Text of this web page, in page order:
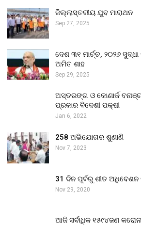
ଜିଲ୍ଲାସ୍ତରୀୟ ଯୁବ ମାରାଥନ
Sep 27, 2025
ଦେଶ ୩୧ ମାର୍ଚ୍ଚ, ୨୦୨୬
ଅମିତ ଶାହ
Sep 29, 2025
ଅସ୍ତରଙ୍ଗ ଓ କୋଣାର୍କ
ପ୍ରକାର ବିଦେଶୀ ପକ୍ଷୀ
Jan 6, 2022
258 ଅଭିଯୋଗର ଶୁଣାଣି
Nov 7, 2023
31 ଦିନ ପୂର୍ବରୁ ଶୀତ ଅଧିବେଶନ
Nov 29, 2020
ଆଜି ସର୍ବାଧିକ ୧୫୯୪ଜଣ